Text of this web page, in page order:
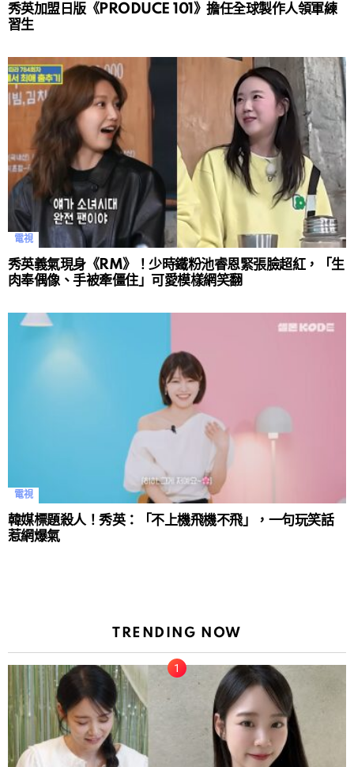
秀英加盟日版《PRODUCE 101》擔任全球製作人領軍練
習生
電視
秀英義氣現身《RM》！少時鐵粉池睿恩緊張臉超紅，「生
肉奉偶像、手被牽僵住」可愛模樣網笑翻
電視
韓媒標題殺人！秀英：「不上機飛機不飛」，一句玩笑話
惹網爆氣
TRENDING NOW